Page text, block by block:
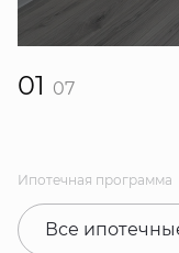
01 07
Ипотечная программа
Все